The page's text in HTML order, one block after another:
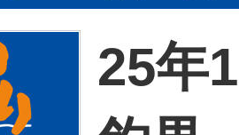
25年